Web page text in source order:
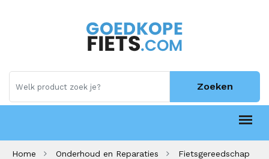
Zoeken
Home Onderhoud en Reparaties
Fietsgereedschap